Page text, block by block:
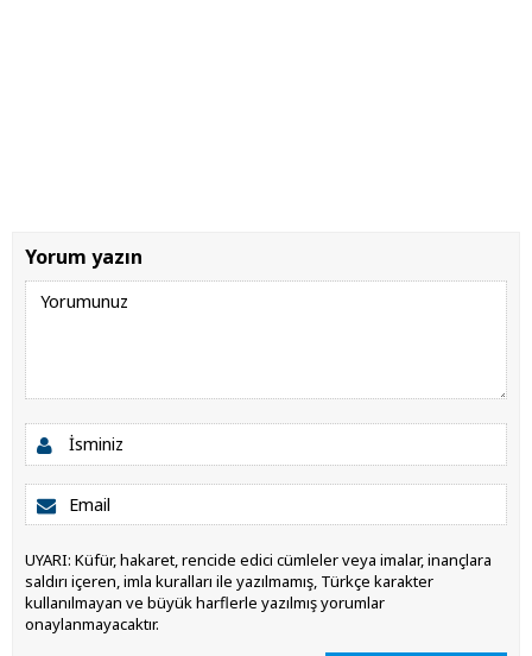
Yorum yazın
UYARI: Küfür, hakaret, rencide edici cümleler veya imalar, inançlara
saldırı içeren, imla kuralları ile yazılmamış, Türkçe karakter
kullanılmayan ve büyük harflerle yazılmış yorumlar
onaylanmayacaktır.